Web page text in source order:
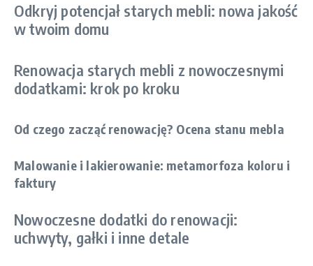
Odkryj potencjał starych mebli: nowa jakość
w twoim domu
Renowacja starych mebli z nowoczesnymi
dodatkami: krok po kroku
Od czego zacząć renowację? Ocena stanu mebla
Malowanie i lakierowanie: metamorfoza koloru i
faktury
Nowoczesne dodatki do renowacji:
uchwyty, gałki i inne detale